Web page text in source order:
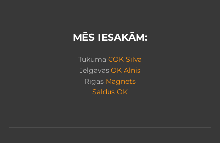
MĒS IESAKĀM:
Tukuma COK Silva
Jelgavas OK Alnis
Rīgas Magnēts
Saldus OK